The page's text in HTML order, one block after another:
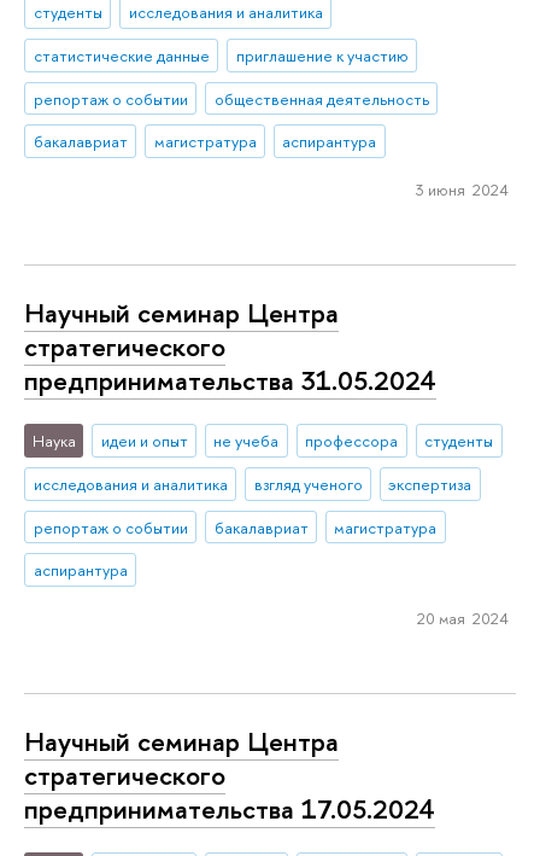
студенты
исследования и аналитика
статистические данные
приглашение к участию
репортаж о событии
общественная деятельность
бакалавриат
магистратура аспирантура
3 июня 2024
Научный семинар Центра
стратегического
предпринимательства 31.05.2024
Наука идеи и опыт не учеба профессора
студенты
исследования и аналитика
взгляд ученого
экспертиза
репортаж о событии
бакалавриат
магистратура
аспирантура
20 мая 2024
Научный семинар Центра
стратегического
предпринимательства 17.05.2024